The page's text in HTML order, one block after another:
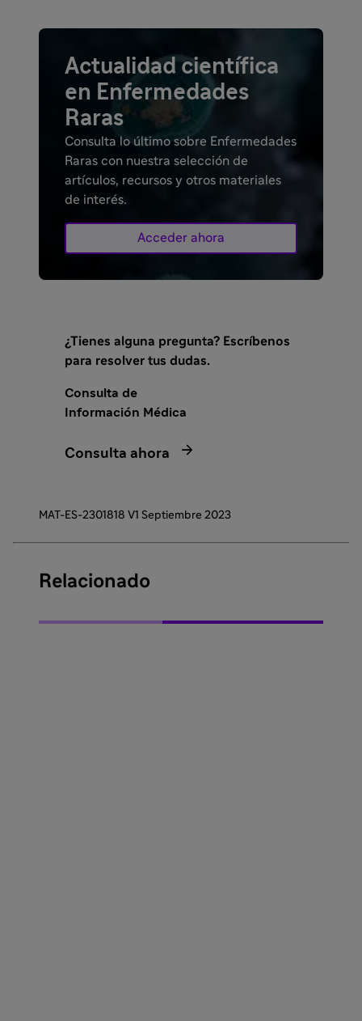
Actualidad científica
en Enfermedades
Raras
Consulta lo último sobre Enfermedades
Raras con nuestra selección de
artículos, recursos y otros materiales
de interés.
Acceder ahora
¿Tienes alguna pregunta? Escríbenos
para resolver tus dudas.
Consulta de
Información Médica
Consulta ahora 
MAT-ES-2301818 V1 Septiembre 2023
Relacionado